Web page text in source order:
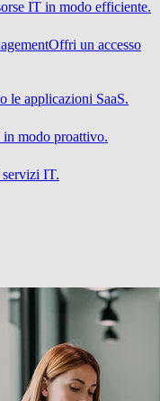
IT in modo efficiente.
Offri un accesso
le applicazioni SaaS.
modo proattivo.
IT.